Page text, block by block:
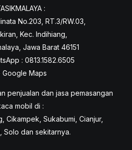
:
No.203, RT.3/RW.03,
Kec. Indihiang,
Jawa Barat 46151
: 0813.1582.6505
Google Maps
penjualan dan jasa pemasangan
mobil di :
Cikampek, Sukabumi, Cianjur,
Solo dan sekitarnya.